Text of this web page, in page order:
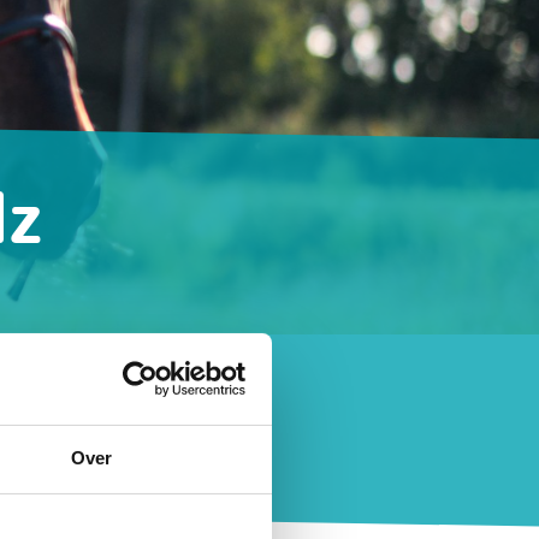
Over
die op